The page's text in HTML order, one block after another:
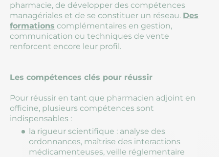
pharmacie, de développer des compétences
managériales et de se constituer un réseau. Des
formations complémentaires en gestion,
communication ou techniques de vente
renforcent encore leur profil.
Les compétences clés pour réussir
Pour réussir en tant que pharmacien adjoint en
officine, plusieurs compétences sont
indispensables :
la rigueur scientifique : analyse des
ordonnances, maîtrise des interactions
médicamenteuses, veille réglementaire